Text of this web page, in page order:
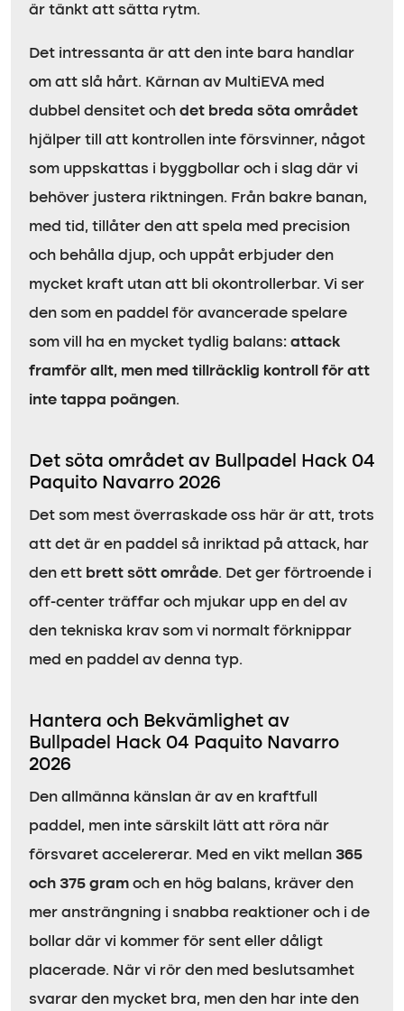
är tänkt att sätta rytm.
Det intressanta är att den inte bara handlar
om att slå hårt. Kärnan av MultiEVA med
dubbel densitet och det breda söta området
hjälper till att kontrollen inte försvinner, något
som uppskattas i byggbollar och i slag där vi
behöver justera riktningen. Från bakre banan,
med tid, tillåter den att spela med precision
och behålla djup, och uppåt erbjuder den
mycket kraft utan att bli okontrollerbar. Vi ser
den som en paddel för avancerade spelare
som vill ha en mycket tydlig balans: attack
framför allt, men med tillräcklig kontroll för att
inte tappa poängen.
Det söta området av Bullpadel Hack 04
Paquito Navarro 2026
Det som mest överraskade oss här är att, trots
att det är en paddel så inriktad på attack, har
den ett brett sött område. Det ger förtroende i
off-center träffar och mjukar upp en del av
den tekniska krav som vi normalt förknippar
med en paddel av denna typ.
Hantera och Bekvämlighet av
Bullpadel Hack 04 Paquito Navarro
2026
Den allmänna känslan är av en kraftfull
paddel, men inte särskilt lätt att röra när
försvaret accelererar. Med en vikt mellan 365
och 375 gram och en hög balans, kräver den
mer ansträngning i snabba reaktioner och i de
bollar där vi kommer för sent eller dåligt
placerade. När vi rör den med beslutsamhet
svarar den mycket bra, men den har inte den